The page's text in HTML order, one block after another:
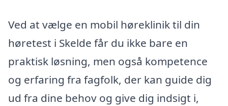
Ved at vælge en mobil høreklinik til din
høretest i Skelde får du ikke bare en
praktisk løsning, men også kompetence
og erfaring fra fagfolk, der kan guide dig
ud fra dine behov og give dig indsigt i,